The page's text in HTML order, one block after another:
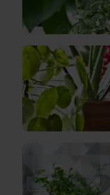
que
la
famille
compte
plus
de
2000
espèces
différentes
Alors
rassurez-